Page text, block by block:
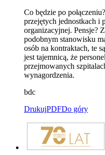
Co będzie po
przejętych jednostkach i
organizacyjnej. Pensje?
podobnym stanowisku
osób na kontraktach, te
jest tajemnicą, że
przejmowanych
wynagordzenia.
bdc
DrukujPDFDo góry